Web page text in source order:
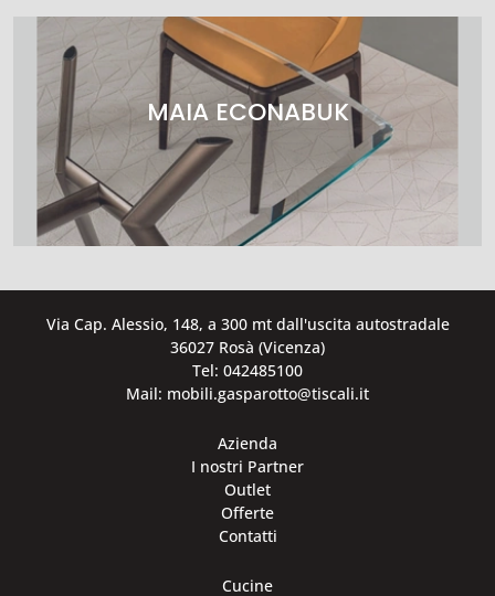
MAIA ECONABUK
Via Cap. Alessio, 148, a 300 mt dall'uscita autostradale
36027 Rosà (Vicenza)
Tel: 042485100
Mail: mobili.gasparotto@tiscali.it
Azienda
I nostri Partner
Outlet
Offerte
Contatti
Cucine